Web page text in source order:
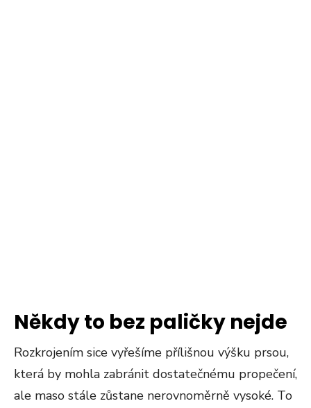
Někdy to bez paličky nejde
Rozkrojením sice vyřešíme přílišnou výšku prsou,
která by mohla zabránit dostatečnému propečení,
ale maso stále zůstane nerovnoměrně vysoké. To